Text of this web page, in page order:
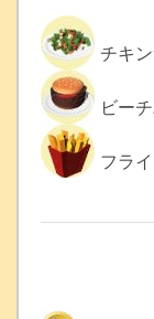
チキ
ビー
フラ